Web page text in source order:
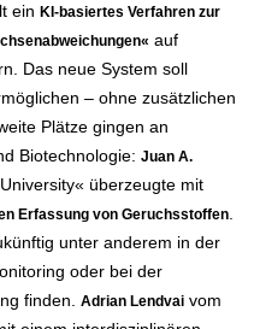
ein KI-basiertes Verfahren zur
auf
Das neue System soll
– ohne zusätzlichen
Plätze gingen an
Biotechnologie: Juan A.
überzeugte mit
Erfassung von Geruchsstoffen
unter anderem in der
oder bei der
finden. Adrian Lendvai vom